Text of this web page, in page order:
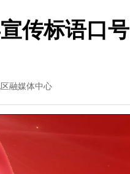
传标语口号
融媒体中心